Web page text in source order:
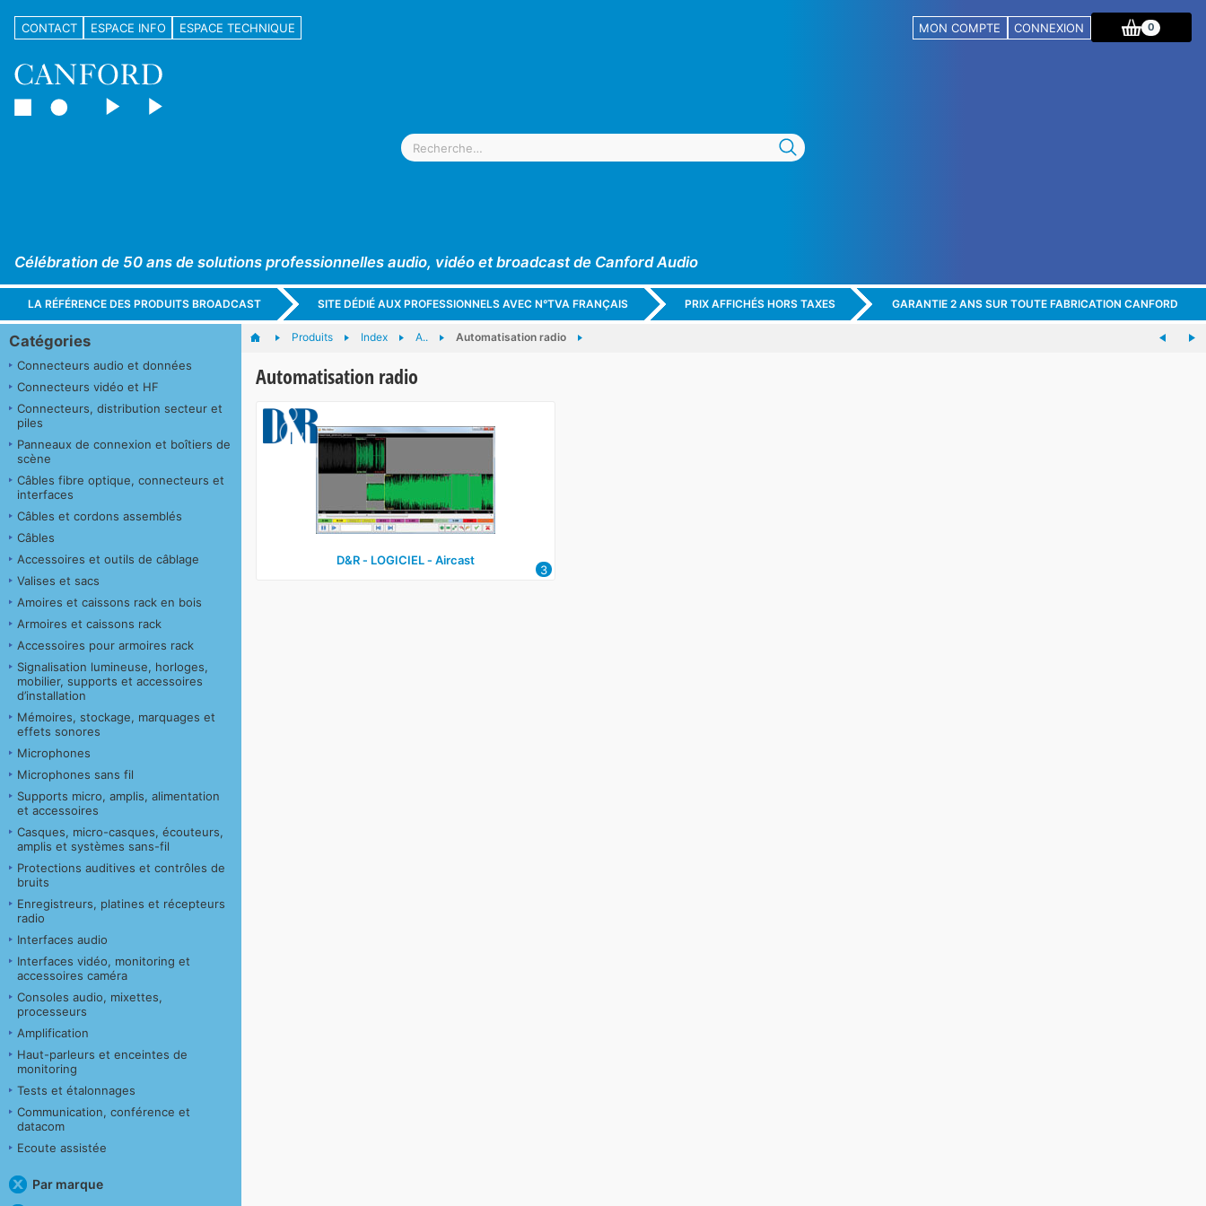
CONTACT ESPACE INFO ESPACE TECHNIQUE MON COMPTE CONNEXION 0
Célébration de 50 ans de solutions professionnelles audio, vidéo et broadcast de Canford Audio
LA RÉFÉRENCE DES PRODUITS BROADCAST SITE DÉDIÉ AUX PROFESSIONNELS AVEC N°TVA FRANÇAIS PRIX AFFICHÉS HORS TAXES GARANTIE 2 ANS SUR TOUTE FABRICATION CANFORD
Catégories
Connecteurs audio et données
Connecteurs vidéo et HF
Connecteurs, distribution secteur et
piles
Panneaux de connexion et boîtiers de
scène
Câbles fibre optique, connecteurs et
interfaces
Câbles et cordons assemblés
Câbles
Accessoires et outils de câblage
Valises et sacs
Amoires et caissons rack en bois
Armoires et caissons rack
Accessoires pour armoires rack
Signalisation lumineuse, horloges,
mobilier, supports et accessoires
d’installation
Mémoires, stockage, marquages et
effets sonores
Microphones
Microphones sans fil
Supports micro, amplis, alimentation
et accessoires
Casques, micro-casques, écouteurs,
amplis et systèmes sans-fil
Protections auditives et contrôles de
bruits
Enregistreurs, platines et récepteurs
radio
Interfaces audio
Interfaces vidéo, monitoring et
accessoires caméra
Consoles audio, mixettes,
processeurs
Amplification
Haut-parleurs et enceintes de
monitoring
Tests et étalonnages
Communication, conférence et
datacom
Ecoute assistée
Par marque
Produits Index A.. Automatisation radio
Automatisation radio
D&R ‑ LOGICIEL ‑ Aircast
3